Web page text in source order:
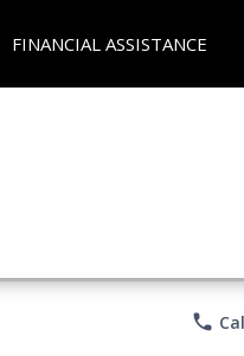
FINANCIAL ASSISTANCE
phone